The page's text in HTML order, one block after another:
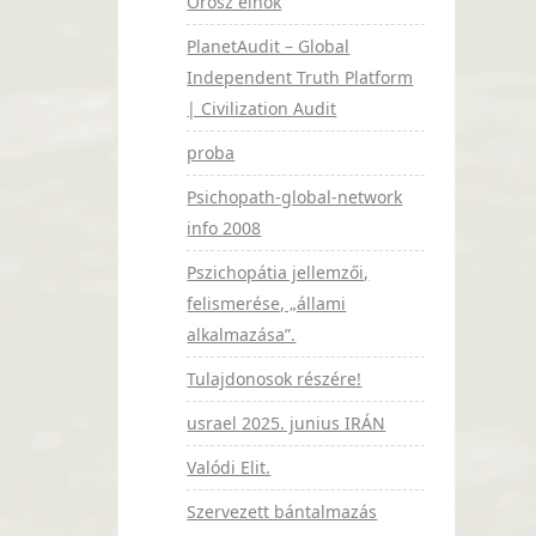
PlanetAudit – Global
Independent Truth Platform
| Civilization Audit
proba
Psichopath-global-network
info 2008
Pszichopátia jellemzői,
felismerése, „állami
alkalmazása”.
Tulajdonosok részére!
usrael 2025. junius IRÁN
Valódi Elit.
Szervezett bántalmazás